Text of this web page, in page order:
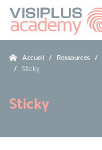
Accueil Ressources
Sticky
Sticky